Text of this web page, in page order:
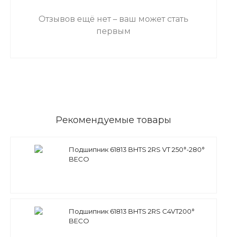
Отзывов ещё нет – ваш может стать
первым
Рекомендуемые товары
Подшипник 61813 BHTS 2RS VT 250°-280°
BECO
Подшипник 61813 BHTS 2RS C4VT200°
BECO